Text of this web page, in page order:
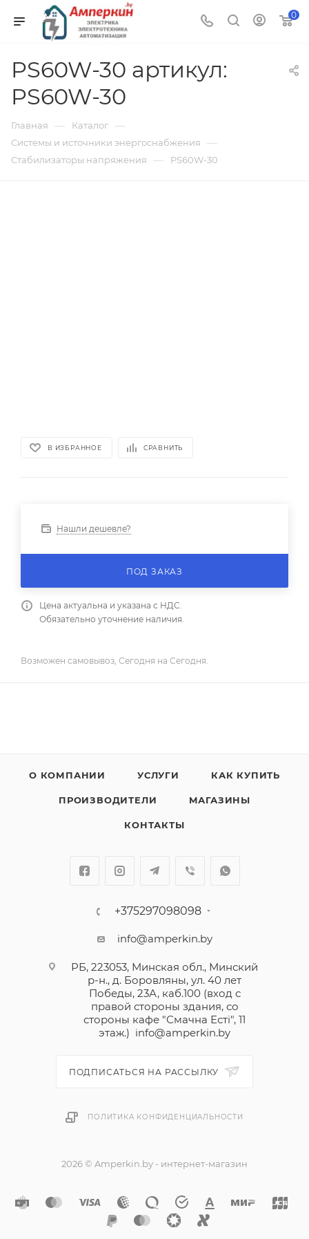
0
PS60W-30 артикул:
PS60W-30
Главная — Каталог —
Системы и источники энергоснабжения —
Стабилизаторы напряжения — PS60W-30
В ИЗБРАННОЕ СРАВНИТЬ
Нашли дешевле?
ПОД ЗАКАЗ
Цена актуальна и указана с НДС.
Обязательно уточнение наличия.
Возможен самовывоз, Сегодня на Сегодня.
О КОМПАНИИ УСЛУГИ КАК КУПИТЬ
ПРОИЗВОДИТЕЛИ МАГАЗИНЫ
КОНТАКТЫ
+375297098098
info@amperkin.by
РБ, 223053, Минская обл., Минский
р-н., д. Боровляны, ул. 40 лет
Победы, 23А, каб.100 (вход с
правой стороны здания, со
стороны кафе "Смачна Естi", 11
этаж.) info@amperkin.by
ПОДПИСАТЬСЯ НА РАССЫЛКУ
ПОЛИТИКА КОНФИДЕНЦИАЛЬНОСТИ
2026 © Amperkin.by - интернет-магазин